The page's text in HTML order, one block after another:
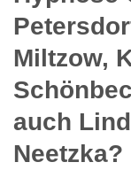
Miltzow,
auch
Neetzka?